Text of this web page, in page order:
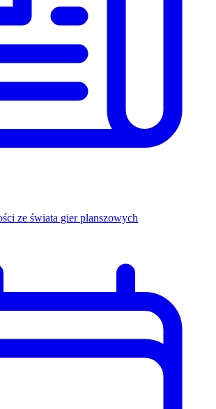
ze świata gier planszowych